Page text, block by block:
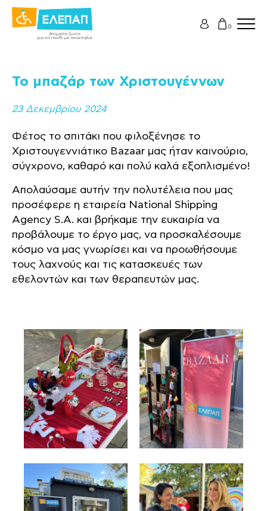
0
Το μπαζάρ των Χριστουγέννων
23 Δεκεμβρίου 2024
Φέτος το σπιτάκι που φιλοξένησε το
Χριστουγεννιάτικο Bazaar μας ήταν καινούριο,
σύγχρονο, καθαρό και πολύ καλά εξοπλισμένο!
Απολαύσαμε αυτήν την πολυτέλεια που μας
προσέφερε η εταιρεία National Shipping
Agency S.A. και βρήκαμε την ευκαιρία να
προβάλουμε το έργο μας, να προσκαλέσουμε
κόσμο να μας γνωρίσει και να προωθήσουμε
τους λαχνούς και τις κατασκευές των
εθελοντών και των θεραπευτών μας.